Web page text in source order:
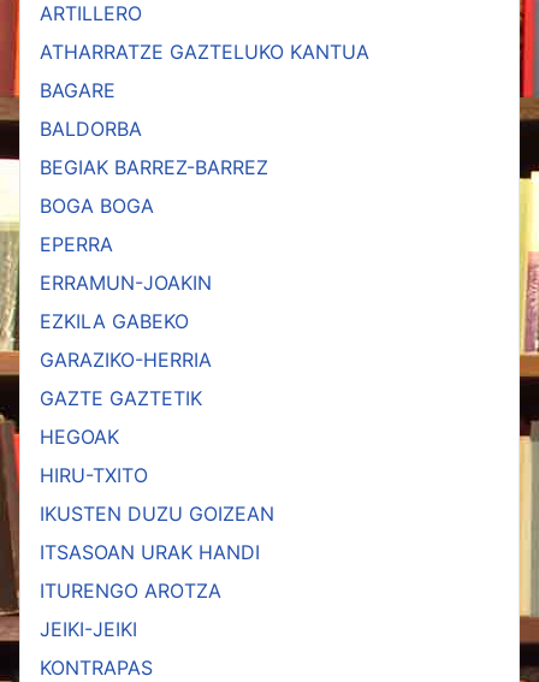
ARTILLERO
ATHARRATZE GAZTELUKO KANTUA
BAGARE
BALDORBA
BEGIAK BARREZ-BARREZ
BOGA BOGA
EPERRA
ERRAMUN-JOAKIN
EZKILA GABEKO
GARAZIKO-HERRIA
GAZTE GAZTETIK
HEGOAK
HIRU-TXITO
IKUSTEN DUZU GOIZEAN
ITSASOAN URAK HANDI
ITURENGO AROTZA
JEIKI-JEIKI
KONTRAPAS